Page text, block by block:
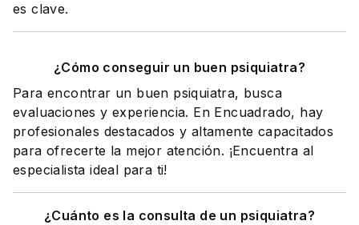
es clave.
¿Cómo conseguir un buen psiquiatra?
Para encontrar un buen psiquiatra, busca
evaluaciones y experiencia. En Encuadrado, hay
profesionales destacados y altamente capacitados
para ofrecerte la mejor atención. ¡Encuentra al
especialista ideal para ti!
¿Cuánto es la consulta de un psiquiatra?